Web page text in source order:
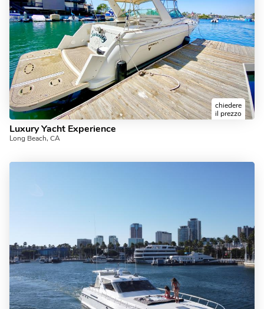
chiedere
il prezzo
Luxury Yacht Experience
Long Beach, CA